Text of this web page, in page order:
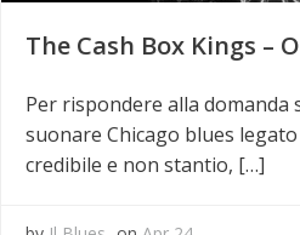
The Cash Box Kings –
Per rispondere alla domanda
suonare Chicago blues
credibile e non stantio, […]